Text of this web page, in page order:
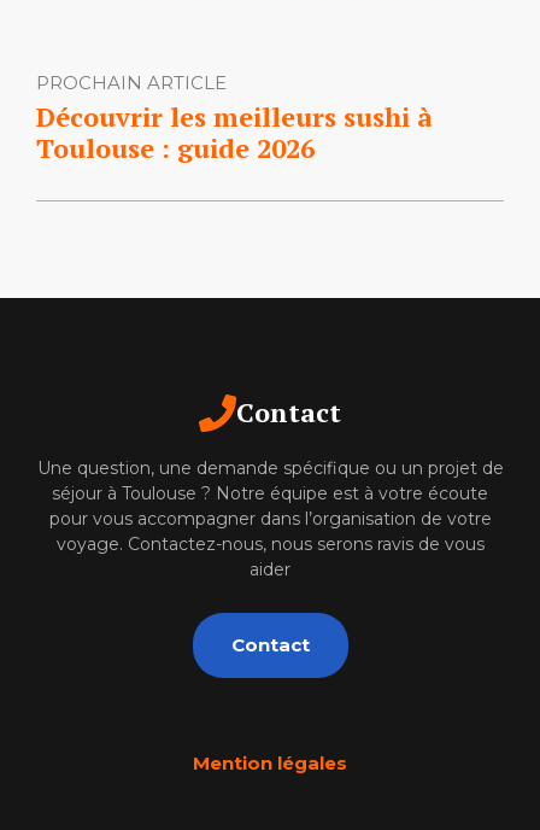
PROCHAIN ARTICLE
Découvrir les meilleurs sushi à
Toulouse : guide 2026
Contact
Une question, une demande spécifique ou un projet de
séjour à Toulouse ? Notre équipe est à votre écoute
pour vous accompagner dans l’organisation de votre
voyage. Contactez-nous, nous serons ravis de vous
aider
Contact
Mention légales